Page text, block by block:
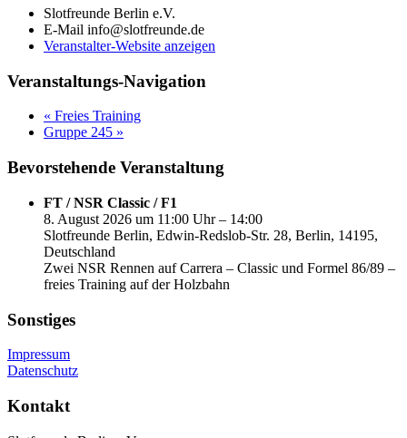
Slotfreunde Berlin e.V.
E-Mail info@slotfreunde.de
Veranstalter-Website anzeigen
Veranstaltungs-Navigation
« Freies Training
Gruppe 245 »
Bevorstehende Veranstaltung
FT / NSR Classic / F1
8. August 2026 um 11:00 Uhr – 14:00
Slotfreunde Berlin, Edwin-Redslob-Str. 28, Berlin, 14195,
Deutschland
Zwei NSR Rennen auf Carrera – Classic und Formel 86/89 –
freies Training auf der Holzbahn
Sonstiges
Impressum
Datenschutz
Kontakt